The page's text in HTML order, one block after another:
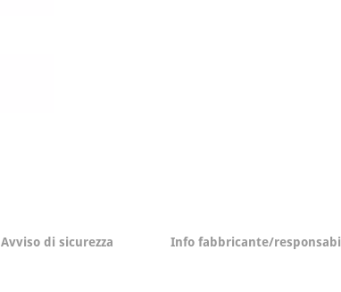
Avviso di sicurezza Info fabbricante/